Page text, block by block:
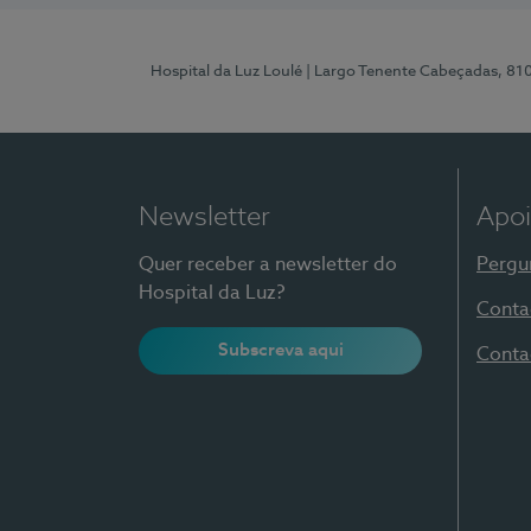
Hospital da Luz Loulé | Largo Tenente Cabeçadas,
Newsletter
Quer receber a newsletter do
Hospital da Luz?
Subscreva aqui